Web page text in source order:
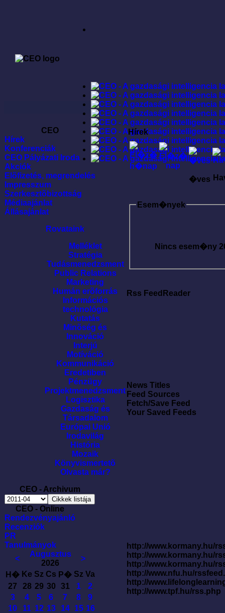
CEO
Hírek
Konferenciák
CEO Pályázati Iroda
Akciók
Elõfizetés, megrendelés
Impresszum
Szerkesztõbizottság
Médiaajánlat
Állásajánlat
Rovataink
Melléklet
Stratégia
Tudásmenedzsment
Public Relations
Marketing
Humán erõforrás
Információs
technológia
Kutatás
Minõség és
Innováció
Interjú
Motíváció
Kommunikáció
Eredetiben
Pénzügy
Projektmenedzsment
Logisztika
Gazdaság és
Társadalom
Európai Unió
Irodavilág
História
Mozaik
Könyvismertetõ
Olvasta már?
CEO - Archivum
CEO - Online
Rendezvényajánló
Recenziók
PR
Tanulmányok
<
Augusztus
2026
>
H� Ke Sz Cs P� Sz Va
27
28 29 30 31 1
2
3
4 5 6 7 8
9
10
11 12 13 14 15 16
Hírek
�ves
Esem�nyek
Nincs esem�ny
Rss FeedReader
News Titles
Feed Sources
Fetch/Save Feed
Your Saved Feeds
http://www.kormany.hu/
http://www.kormany.hu/
http://www.kormany.hu/
http://www.nfu.hu/
http://
http://www.tpf.hu/rss.php